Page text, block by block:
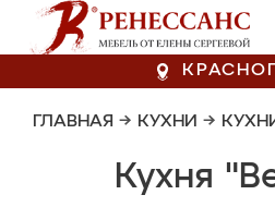
ГЛАВНАЯ → КУХНИ →
Кухня